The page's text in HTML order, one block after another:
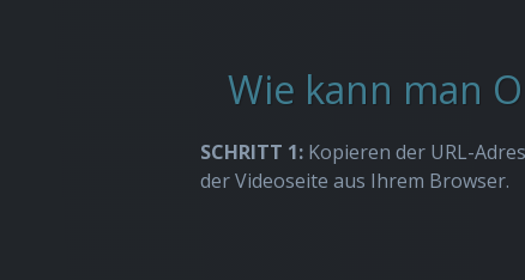
Wie kann man
SCHRITT 1: Kopieren der URL-
der Videoseite aus Ihrem Browser.